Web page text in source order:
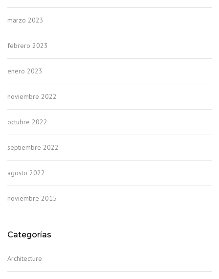
marzo 2023
febrero 2023
enero 2023
noviembre 2022
octubre 2022
septiembre 2022
agosto 2022
noviembre 2015
Categorías
Architecture